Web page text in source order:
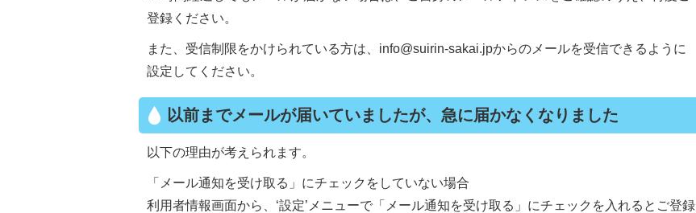
登録ください。
また、受信制限をかけられている方は、info@suirin-sakai.jpからのメールを受信できるように
設定してください。
以前までメールが届いていましたが、急に届かなくなりました
以下の理由が考えられます。
「メール通知を受け取る」にチェックをしていない場合
利用者情報画面から、‘設定’メニューで「メール通知を受け取る」にチェックを入れるとご登録